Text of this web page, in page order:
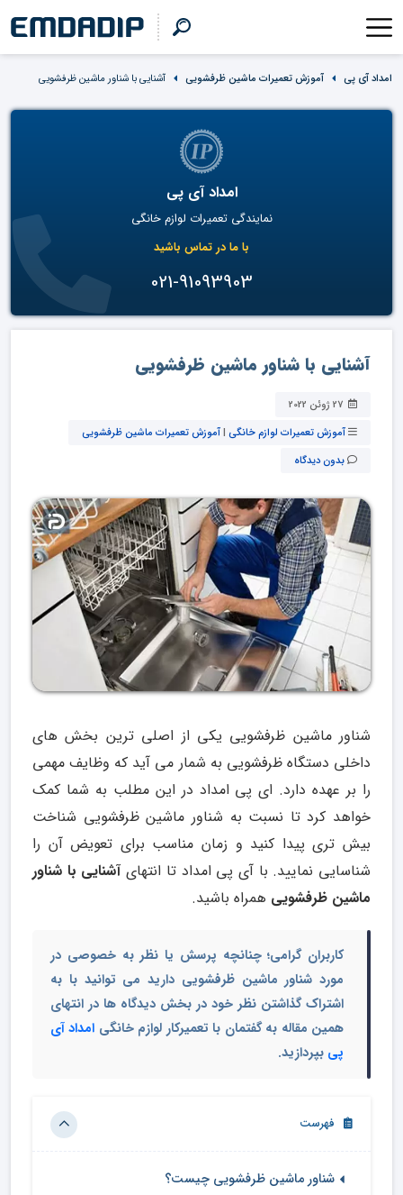
امداد آی پی آموزش تعمیرات ماشین ظرفشویی آشنایی با شناور ماشین ظرفشویی
امداد آی پی
نمایندگی تعمیرات لوازم خانگی
با ما در تماس باشید
021-91093903
آشنایی با شناور ماشین ظرفشویی
آموزش تعمیرات لوازم خانگی |آموزش تعمیرات ماشین ظرفشویی
بدون دیدگاه
شناور ماشین ظرفشویی یکی از اصلی ترین بخش های
داخلی دستگاه ظرفشویی به شمار می آید که وظایف مهمی
را بر عهده دارد. ای پی امداد در این مطلب به شما کمک
خواهد کرد تا نسبت به شناور ماشین ظرفشویی شناخت
بیش تری پیدا کنید و زمان مناسب برای تعویض آن را
شناسایی نمایید. با آی پی امداد تا انتهایآشنایی با شناور
ماشین ظرفشویی همراه باشید.
کاربران گرامی؛ چنانچه پرسش یا نظر به خصوصی در
مورد شناور ماشین ظرفشویی دارید می توانید با به
اشتراک گذاشتن نظر خود در بخش دیدگاه ها در انتهای
همین مقاله به گفتمان با تعمیرکار لوازم خانگی امداد آی
پی بپردازید.
فهرست
شناور ماشین ظرفشویی چیست؟